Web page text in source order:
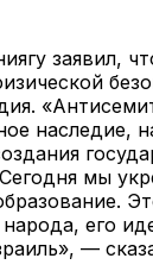
заявил,
наследие,
мы
его
—